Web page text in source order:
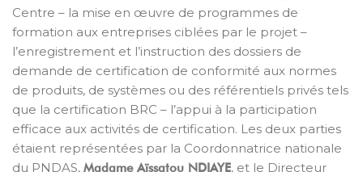
Centre – la mise en œuvre de programmes de
formation aux entreprises ciblées par le projet –
l’enregistrement et l’instruction des dossiers de
demande de certification de conformité aux normes
de produits, de systèmes ou des référentiels privés tels
que la certification BRC – l’appui à la participation
efficace aux activités de certification. Les deux parties
étaient représentées par la Coordonnatrice nationale
du PNDAS, Madame Aïssatou NDIAYE, et le Directeur